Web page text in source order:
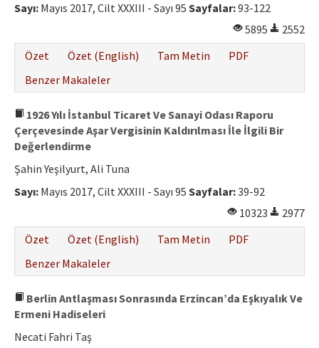
Sayı: Mayıs 2017, Cilt XXXIII - Sayı 95 Sayfalar:93-122
5895
2552
Özet
Özet (English) Tam Metin
PDF
Benzer Makaleler
1926 Yılı İstanbul Ticaret Ve Sanayi Odası Raporu
Çerçevesinde Aşar Vergisinin Kaldırılması İle İlgili Bir
Değerlendirme
Şahin Yeşilyurt, Ali Tuna
Sayı: Mayıs 2017, Cilt XXXIII - Sayı 95 Sayfalar:39-92
10323
2977
Özet
Özet (English) Tam Metin
PDF
Benzer Makaleler
Berlin Antlaşması Sonrasında Erzincan’da Eşkıyalık Ve
Ermeni Hadiseleri
Necati Fahri Taş